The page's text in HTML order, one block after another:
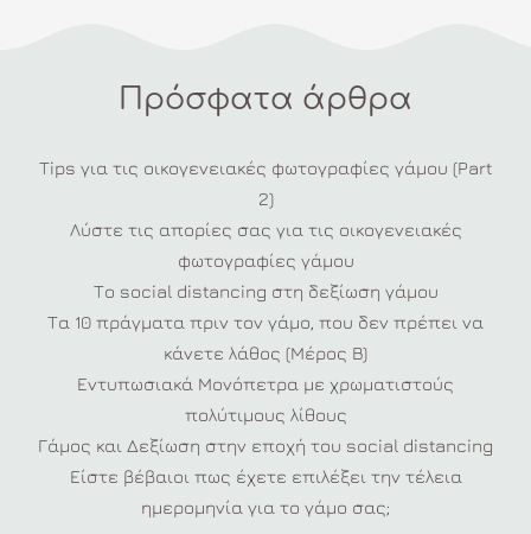
Πρόσφατα άρθρα
Tips για τις οικογενειακές φωτογραφίες γάμου (Part
2)
Λύστε τις απορίες σας για τις οικογενειακές
φωτογραφίες γάμου
Το social distancing στη δεξίωση γάμου
Τα 10 πράγματα πριν τον γάμο, που δεν πρέπει να
κάνετε λάθος (Μέρος Β)
Εντυπωσιακά Μονόπετρα με χρωματιστούς
πολύτιμους λίθους
Γάμος και Δεξίωση στην εποχή του social distancing
Είστε βέβαιοι πως έχετε επιλέξει την τέλεια
ημερομηνία για το γάμο σας;